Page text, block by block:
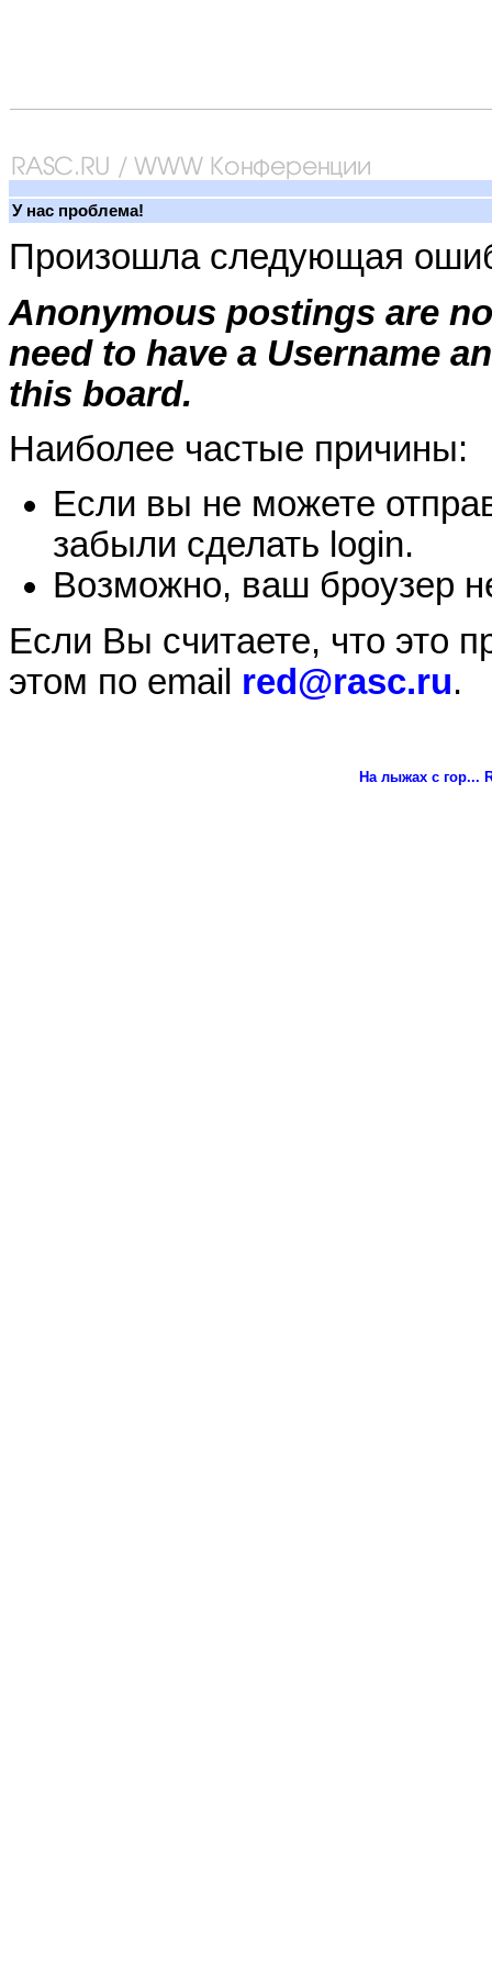
У нас проблема!
Произошла следующая
Anonymous postings are
need to have a Username
this board.
Наиболее частые причины:
Если вы не можете
забыли сделать login.
Возможно, ваш броузер
Если Вы считаете, что это
этом по email red@rasc.ru.
На лыжах с гор...